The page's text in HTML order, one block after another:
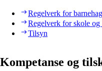
Regelverk for
Regelverk for skole
Tilsyn
Kompetanse og